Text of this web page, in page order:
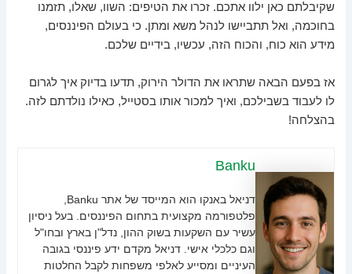
שקיבלתם כאן ילוו אתכם. זכרו את הטיפים: השוו, שאלו, תזמנו
בחוכמה, ואל תתביישו לנהל משא ומתן. כי בעולם הפיננסים,
מידע הוא כוח, והכוח הזה, עכשיו, בידיים שלכם.
אז בפעם הבאה שתראו את הדולר הירוק, תדעו בדיוק איך לגרום
לו לעבוד בשבילכם, ואיך למכור אותו בסטייל, כאילו נולדתם לזה.
בהצלחה!
Banku
פלטפורמה מקצועית בתחום הפיננסים. בעל ניסיון
עשיר עם השקעות בשוק ההון, נדל"ן בארץ ובחו"ל
וגם כלכלי אישי. דניאל מקדם ידע פיננסי בגובה
העיניים ומסייע לאלפי משפחות לקבל החלטות